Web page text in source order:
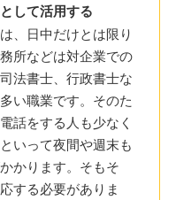
して活用する
、日中だけとは限り
所などは対企業での
法書士、行政書士な
い職業です。そのた
話をする人も少なく
いって夜間や週末も
かります。そもそ
する必要がありま